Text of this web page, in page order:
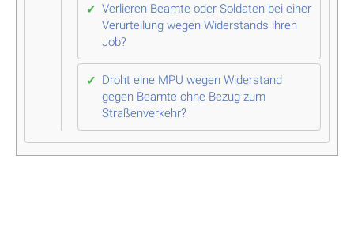
Verlieren Beamte oder Soldaten bei einer
Verurteilung wegen Widerstands ihren
Job?
Droht eine MPU wegen Widerstand
gegen Beamte ohne Bezug zum
Straßenverkehr?